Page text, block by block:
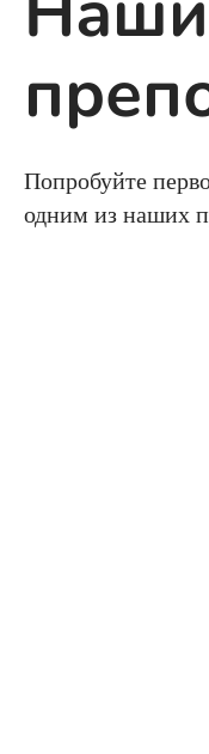
Попробуйте
одним из наших